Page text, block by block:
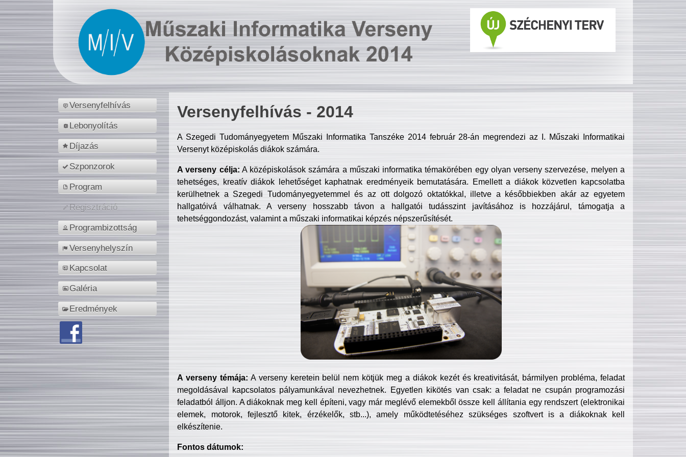
Versenyfelhívás
Lebonyolítás
Díjazás
Szponzorok
Program
Regisztráció
Programbizottság
Versenyhelyszín
Kapcsolat
Galéria
Eredmények
Versenyfelhívás - 2014
A Szegedi Tudományegyetem Műszaki Informatika Tanszéke 2014 február 28-án megrendezi az I. Műszaki Informatikai
Versenyt középiskolás diákok számára.
A verseny célja: A középiskolások számára a műszaki informatika témakörében egy olyan verseny szervezése, melyen a
tehetséges, kreatív diákok lehetőséget kaphatnak eredményeik bemutatására. Emellett a diákok közvetlen kapcsolatba
kerülhetnek a Szegedi Tudományegyetemmel és az ott dolgozó oktatókkal, illetve a későbbiekben akár az egyetem
hallgatóivá válhatnak. A verseny hosszabb távon a hallgatói tudásszint javításához is hozzájárul, támogatja a
tehetséggondozást, valamint a műszaki informatikai képzés népszerűsítését.
A verseny témája: A verseny keretein belül nem kötjük meg a diákok kezét és kreativitását, bármilyen probléma, feladat
megoldásával kapcsolatos pályamunkával nevezhetnek. Egyetlen kikötés van csak: a feladat ne csupán programozási
feladatból álljon. A diákoknak meg kell építeni, vagy már meglévő elemekből össze kell állítania egy rendszert (elektronikai
elemek, motorok, fejlesztő kitek, érzékelők, stb...), amely működtetéséhez szükséges szoftvert is a diákoknak kell
elkészítenie.
Fontos dátumok: